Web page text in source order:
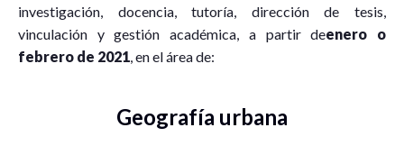
investigación, docencia, tutoría, dirección de tesis,
vinculación y gestión académica, a partir deenero o
febrero de 2021, en el área de:
Geografía urbana